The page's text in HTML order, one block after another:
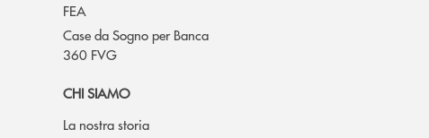
FEA
Case da Sogno per Banca
360 FVG
CHI SIAMO
La nostra storia